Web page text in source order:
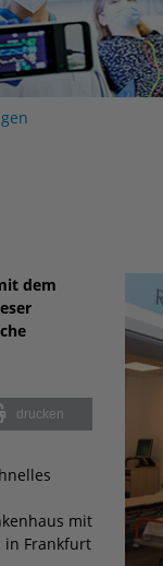
dem
drucken
mit
in Frankfurt